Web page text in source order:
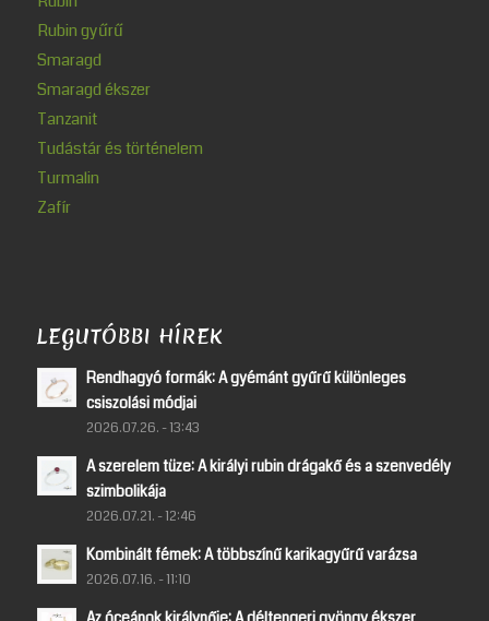
Rubin gyűrű
Smaragd
Smaragd ékszer
Tanzanit
Tudástár és történelem
Turmalin
Zafír
LEGUTÓBBI HÍREK
Rendhagyó formák: A gyémánt gyűrű különleges
csiszolási módjai
2026.07.26. - 13:43
A szerelem tüze: A királyi rubin drágakő és a szenvedély
szimbolikája
2026.07.21. - 12:46
Kombinált fémek: A többszínű karikagyűrű varázsa
2026.07.16. - 11:10